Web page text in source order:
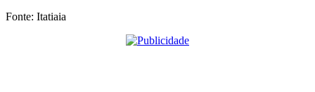
Fonte: Itatiaia